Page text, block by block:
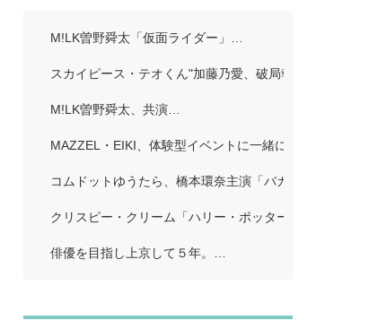
M!LK曽野舜太「仮面ライダー」…
スカイピース・テオくん"加藤乃愛、破局報告「どちら
M!LK曽野舜太、共演…
MAZZEL・EIKI、体験型イベントに一緒に行きたい人
コムドットゆうたら、橋本環奈主演「バカンスの法則
クリスピー・クリーム「ハリー・ポッター」…
俳優を目指し上京して５年。…